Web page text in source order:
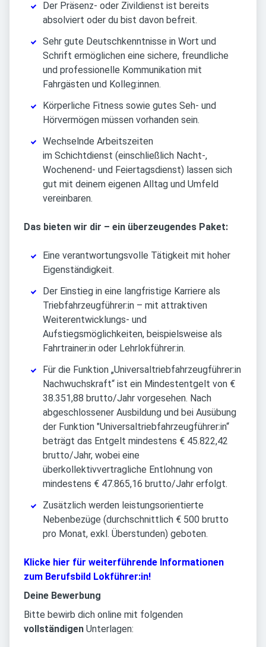
Der Präsenz- oder Zivildienst ist bereits
absolviert oder du bist davon befreit.
Sehr gute Deutschkenntnisse in Wort und
Schrift ermöglichen eine sichere, freundliche
und professionelle Kommunikation mit
Fahrgästen und Kolleg:innen.
Körperliche Fitness sowie gutes Seh- und
Hörvermögen müssen vorhanden sein.
Wechselnde Arbeitszeiten
im Schichtdienst (einschließlich Nacht-,
Wochenend- und Feiertagsdienst) lassen sich
gut mit deinem eigenen Alltag und Umfeld
vereinbaren.
Das bieten wir dir – ein überzeugendes Paket:
Eine verantwortungsvolle Tätigkeit mit hoher
Eigenständigkeit.
Der Einstieg in eine langfristige Karriere als
Triebfahrzeugführer:in – mit attraktiven
Weiterentwicklungs- und
Aufstiegsmöglichkeiten, beispielsweise als
Fahrtrainer:in oder Lehrlokführer:in.
Für die Funktion „Universaltriebfahrzeugführer:in
Nachwuchskraft“ ist ein Mindestentgelt von €
38.351,88 brutto/Jahr vorgesehen. Nach
abgeschlossener Ausbildung und bei Ausübung
der Funktion "Universaltriebfahrzeugführer:in“
beträgt das Entgelt mindestens € 45.822,42
brutto/Jahr, wobei eine
überkollektivvertragliche Entlohnung von
mindestens € 47.865,16 brutto/Jahr erfolgt.
Zusätzlich werden leistungsorientierte
Nebenbezüge (durchschnittlich € 500 brutto
pro Monat, exkl. Überstunden) geboten.
Klicke hier für weiterführende Informationen
zum Berufsbild Lokführer:in!
Deine Bewerbung
Bitte bewirb dich online mit folgenden
vollständigen Unterlagen: